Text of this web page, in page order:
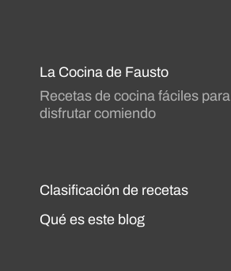
La Cocina de Fausto
Recetas de cocina fáciles para
disfrutar comiendo
Clasificación de recetas
Qué es este blog